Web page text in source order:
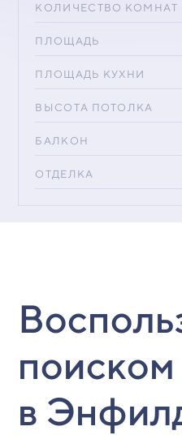
КОЛИЧЕСТВО КОМНАТ
ПЛОЩАДЬ
ПЛОЩАДЬ КУХНИ
ВЫСОТА ПОТОЛКА
БАЛКОН
ОТДЕЛКА
в